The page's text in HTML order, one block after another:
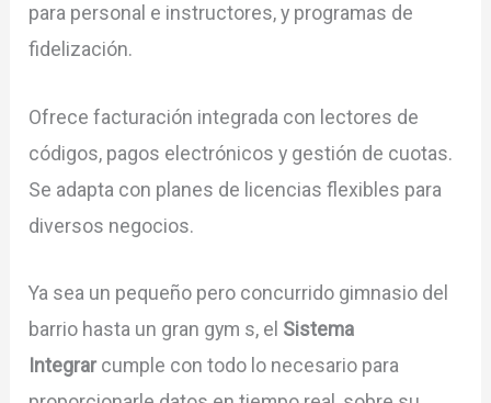
para personal e instructores, y programas de
fidelización.
Ofrece facturación integrada con lectores de
códigos, pagos electrónicos y gestión de cuotas.
Se adapta con planes de licencias flexibles para
diversos negocios.
Ya sea un pequeño pero concurrido gimnasio del
barrio hasta un gran gym s, el Sistema
Integrarcumple con todo lo necesario para